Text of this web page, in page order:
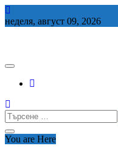
Skip
to
неделя, август 09, 2026
Търсене
за:
You are Here